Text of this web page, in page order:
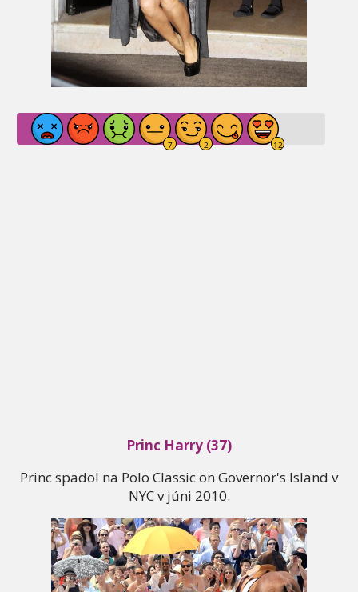
Princ Harry (37)
Princ spadol na Polo Classic on Governor's Island v
NYC v júni 2010.